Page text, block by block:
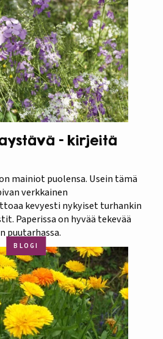
– kirjeitä
mainiot puolensa. Usein tämä
verkkainen
kevyesti nykyiset turhankin
Paperissa on hyvää tekevää
puutarhassa.
BLOGI